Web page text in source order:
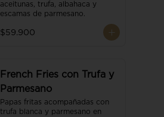
aceitunas, trufa, albahaca y
escamas de parmesano.
$59.900
French Fries con Trufa y
Parmesano
Papas fritas acompañadas con
trufa blanca y parmesano en